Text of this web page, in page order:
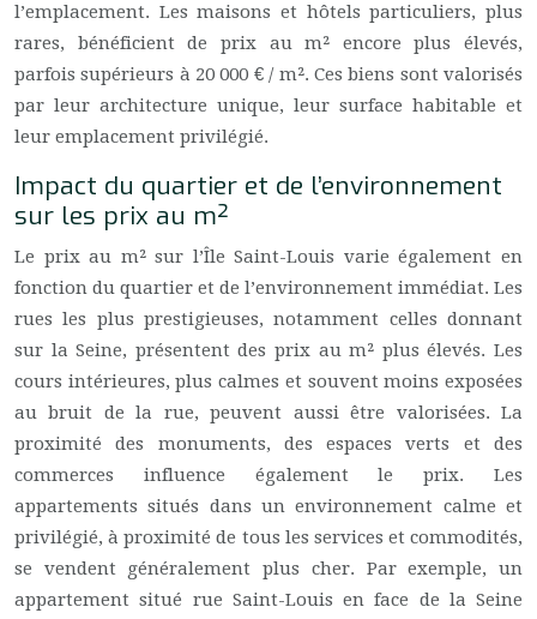
l’emplacement. Les maisons et hôtels particuliers, plus
rares, bénéficient de prix au m² encore plus élevés,
parfois supérieurs à 20 000 € / m². Ces biens sont valorisés
par leur architecture unique, leur surface habitable et
leur emplacement privilégié.
Impact du quartier et de l’environnement
sur les prix au m²
Le prix au m² sur l’Île Saint-Louis varie également en
fonction du quartier et de l’environnement immédiat. Les
rues les plus prestigieuses, notamment celles donnant
sur la Seine, présentent des prix au m² plus élevés. Les
cours intérieures, plus calmes et souvent moins exposées
au bruit de la rue, peuvent aussi être valorisées. La
proximité des monuments, des espaces verts et des
commerces influence également le prix. Les
appartements situés dans un environnement calme et
privilégié, à proximité de tous les services et commodités,
se vendent généralement plus cher. Par exemple, un
appartement situé rue Saint-Louis en face de la Seine